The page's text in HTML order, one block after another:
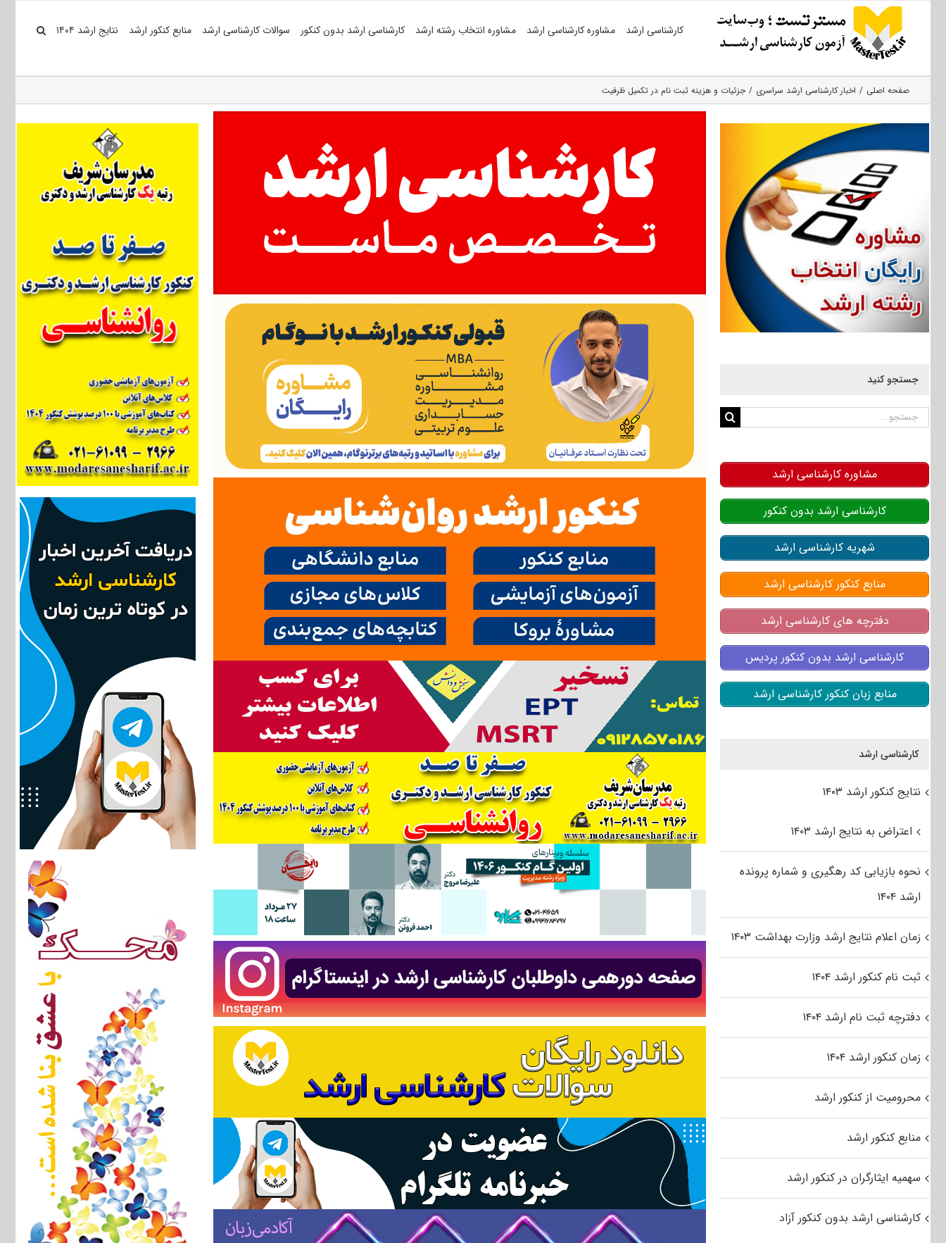
کارشناسی ارشد مشاوره کارشناسی ارشد مشاوره انتخاب رشته ارشد کارشناسی ارشد بدون کنکور سوالات کارشناسی ارشد منابع کنکور ارشد نتایج ارشد ۱۴۰۴
صفحه اصلی اخبار کارشناسی ارشد سراسری جزئیات و هزینه ثبت نام در تکمیل ظرفیت
جستجو کنید
جستجو
مشاوره کارشناسی ارشد
کارشناسی ارشد بدون کنکور
شهریه کارشناسی ارشد
منابع کنکور کارشناسی ارشد
دفترچه های کارشناسی ارشد
کارشناسی ارشد بدون کنکور پردیس
منابع زبان کنکور کارشناسی ارشد
کارشناسی ارشد
نتایج کنکور ارشد ۱۴۰۳
اعتراض به نتایج ارشد ۱۴۰۳
نحوه بازیابی کد رهگیری و شماره پرونده
ارشد ۱۴۰۴
زمان اعلام نتایج ارشد وزارت بهداشت ۱۴۰۳
ثبت نام کنکور ارشد ۱۴۰۴
دفترچه ثبت نام ارشد ۱۴۰۴
زمان کنکور ارشد ۱۴۰۴
محرومیت از کنکور ارشد
منابع کنکور ارشد
سهمیه ایثارگران در کنکور ارشد
کارشناسی ارشد بدون کنکور آزاد